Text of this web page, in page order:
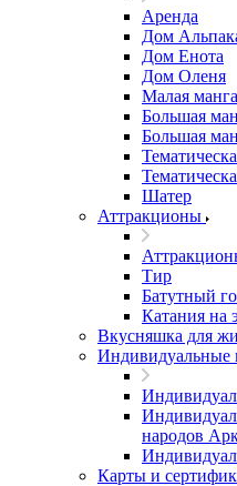
Аренда
Дом
Дом Енота
Дом Оленя
Малая
Большая
Большая
Шатер
Аттракционы
Тир
Батутный
Катания на
Вкусняшка для
Индивидуальные
народов
Карты и